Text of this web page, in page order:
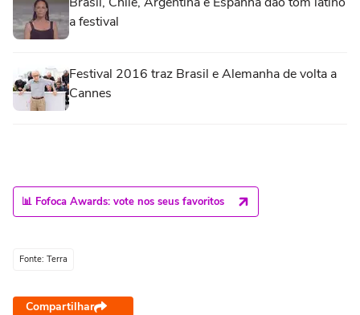
a festival
Festival 2016 traz Brasil e Alemanha de volta a
Cannes
📊 Fofoca Awards: vote nos seus favoritos
Fonte: Terra
Compartilhar